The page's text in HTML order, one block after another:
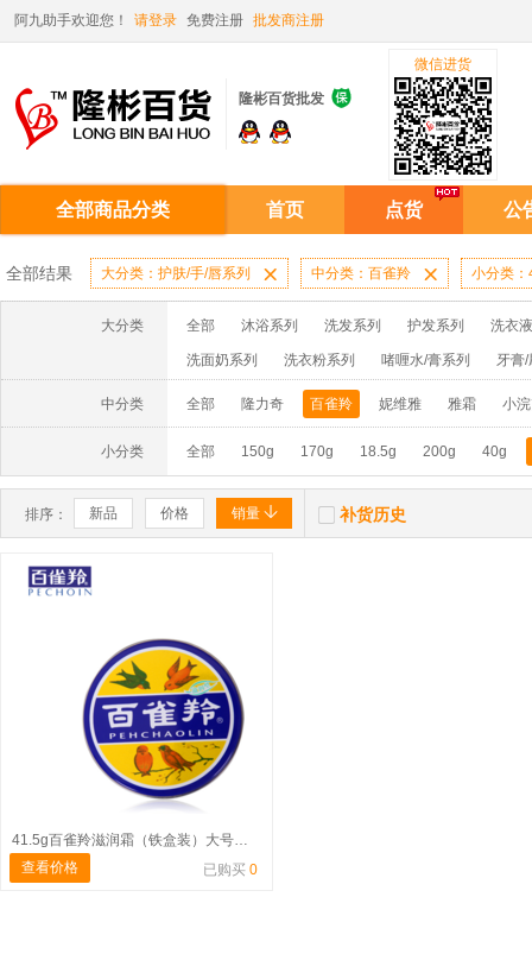
阿九助手欢迎您！ 请登录 免费注册 批发商注册
隆彬百货批发 
微信进货
全部商品分类 首页 点货 公
全部结果 大分类：护肤/手/唇系列  中分类：百雀羚  小分类
大分类 全部 沐浴系列 洗发系列 护发系列 洗衣
洗面奶系列 洗衣粉系列 啫喱水/膏系列 牙膏
洗洁精系列 漂水/洁衣系列 电池系列 扑克系
妙洁系列 消毒液系列 香水系列
中分类 全部 隆力奇 百雀羚 妮维雅 雅霜 小
小分类 全部 150g 170g 18.5g 200g 40g
排序： 新品 价格 销量   补货历史
41.5g百雀羚滋润霜（铁盒装）大号涨价
查看价格
已购买 0